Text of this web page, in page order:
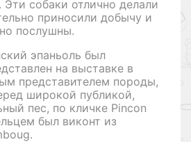
Эти собаки отлично делали
приносили добычу и
послушны.
эпаньоль был
на выставке в
представителем породы,
широкой публикой,
пес, по кличке Pincon
был виконт из